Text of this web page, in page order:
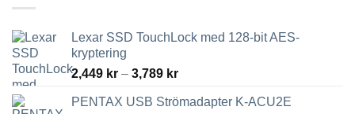
Lexar SSD TouchLock med 128-bit AES-
kryptering
2,449 kr – 3,789 krPrisintervall:
till
PENTAX USB Strömadapter K-ACU2E